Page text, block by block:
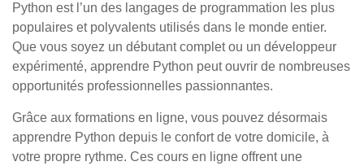
Python est l’un des langages de programmation les plus
populaires et polyvalents utilisés dans le monde entier.
Que vous soyez un débutant complet ou un développeur
expérimenté, apprendre Python peut ouvrir de nombreuses
opportunités professionnelles passionnantes.
Grâce aux formations en ligne, vous pouvez désormais
apprendre Python depuis le confort de votre domicile, à
votre propre rythme. Ces cours en ligne offrent une